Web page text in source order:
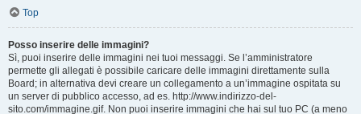
Top
Posso inserire delle immagini?
Sì, puoi inserire delle immagini nei tuoi messaggi. Se l’amministratore
permette gli allegati è possibile caricare delle immagini direttamente sulla
Board; in alternativa devi creare un collegamento a un’immagine ospitata su
un server di pubblico accesso, ad es. http://www.indirizzo-del-
sito.com/immagine.gif. Non puoi inserire immagini che hai sul tuo PC (a meno